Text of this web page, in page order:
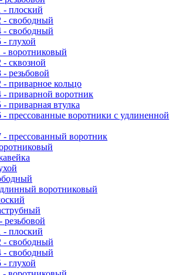
- плоский
- свободный
- свободный
- глухой
- воротниковый
- сквозной
- резьбовой
- приварное кольцо
- приварной воротник
- приварная втулка
- прессованные воротники с удлиненной
- прессованный воротник
воротниковый
- плоский
- свободный
- свободный
- глухой